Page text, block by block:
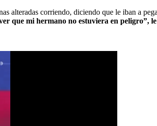
alteradas corriendo, diciendo que le iban a
que mi hermano no estuviera en peligro”,